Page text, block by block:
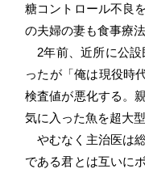
糖コントロール不良
の夫婦の妻も食事療
2年前、近所に公
ったが「俺は現役時
検査値が悪化する。
気に入った魚を超大
やむなく主治医は
である君とは互いに